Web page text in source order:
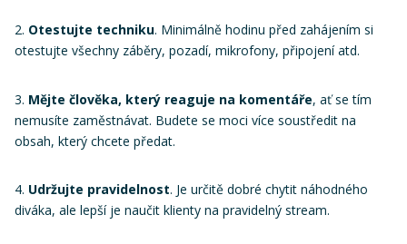
Otestujte techniku. Minimálně hodinu před zahájením si
otestujte všechny záběry, pozadí, mikrofony, připojení atd.
Mějte člověka, který reaguje na komentáře, ať se tím
nemusíte zaměstnávat. Budete se moci více soustředit na
obsah, který chcete předat.
Udržujte pravidelnost. Je určitě dobré chytit náhodného
diváka, ale lepší je naučit klienty na pravidelný stream.